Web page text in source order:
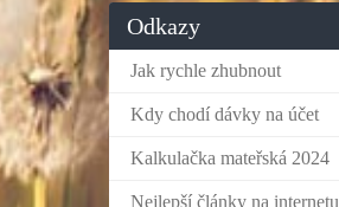
Odkazy
Jak rychle zhubnout
Kdy chodí dávky na účet
Kalkulačka mateřská 2024
Nejlepší články na internetu